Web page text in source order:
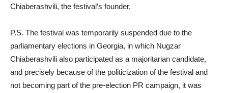
Chiaberashvili, the festival’s founder.
P.S. The festival was temporarily suspended due to the
parliamentary elections in Georgia, in which Nugzar
Chiaberashvili also participated as a majoritarian candidate,
and precisely because of the politicization of the festival and
not becoming part of the pre-election PR campaign, it was